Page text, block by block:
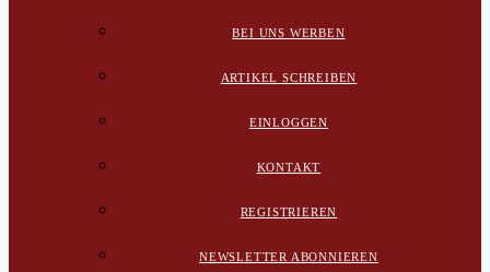
BEI UNS WERBEN
ARTIKEL SCHREIBEN
EINLOGGEN
KONTAKT
REGISTRIEREN
NEWSLETTER ABONNIEREN